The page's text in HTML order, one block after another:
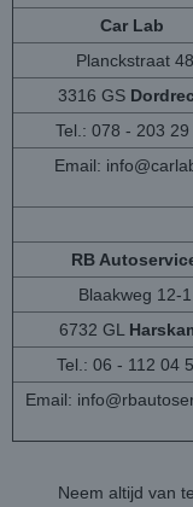
Car Lab
Planckstraat 48
3316 GS
Tel.: 078 - 203 29
Email:
RB
Blaakweg 12-1
6732 GL
Tel.: 06 - 112 04
Email:
Neem altijd van